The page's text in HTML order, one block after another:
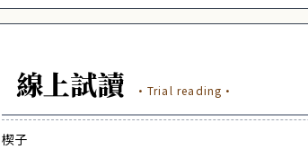
線上試讀 ·Trial reading·
楔子